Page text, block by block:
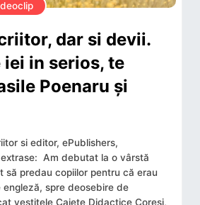
dar si devii.
iei in serios, te
Poenaru și
si editor, ePublishers,
Am debutat la o vârstă
să predau copiilor pentru că erau
spre deosebire de
vestitele Caiete Didactice Coresi,